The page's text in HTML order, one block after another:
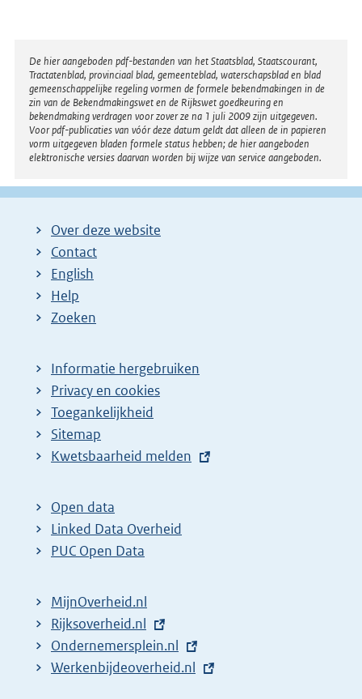
Disclaimer
De hier aangeboden pdf-bestanden van het Staatsblad, Staatscourant,
Tractatenblad, provinciaal blad, gemeenteblad, waterschapsblad en blad
gemeenschappelijke regeling vormen de formele bekendmakingen in de
zin van de Bekendmakingswet en de Rijkswet goedkeuring en
bekendmaking verdragen voor zover ze na 1 juli 2009 zijn uitgegeven.
Voor pdf-publicaties van vóór deze datum geldt dat alleen de in papieren
vorm uitgegeven bladen formele status hebben; de hier aangeboden
elektronische versies daarvan worden bij wijze van service aangeboden.
Over deze website
Contact
English
Help
Zoeken
Informatie hergebruiken
Privacy en cookies
Toegankelijkheid
Sitemap
E
t
e
r
l
i
n
k
Kwetsbaarheid melden
Open data
Linked Data Overheid
PUC Open Data
MijnOverheid.nl
E
x
t
Rijksoverheid.nl
E
x
Ondernemersplein.nl
E
Werkenbijdeoverheid.nl